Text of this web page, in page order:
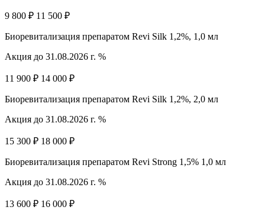
9 800 ₽ 11 500 ₽
Биоревитализация препаратом Revi Silk 1,2%, 1,0 мл
Акция до 31.08.2026 г. %
11 900 ₽ 14 000 ₽
Биоревитализация препаратом Revi Silk 1,2%, 2,0 мл
Акция до 31.08.2026 г. %
15 300 ₽ 18 000 ₽
Биоревитализация препаратом Revi Strong 1,5% 1,0 мл
Акция до 31.08.2026 г. %
13 600 ₽ 16 000 ₽